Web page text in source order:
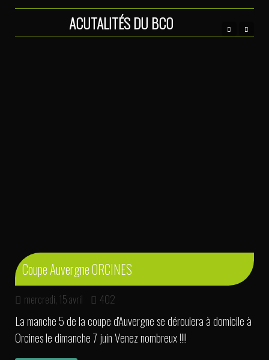
ACUTALITÉS DU BCO
Coupe Auvergne ORCINES
mercredi, 15 avril 402
La manche 5 de la coupe d'Auvergne se déroulera à domicile à
Orcines le dimanche 7 juin Venez nombreux !!!!